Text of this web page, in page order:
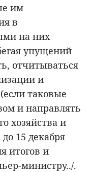
им
в
на них
упущений
отчитываться
и
таковые
и направлять
хозяйства и
15 декабря
итогов и
министру../.